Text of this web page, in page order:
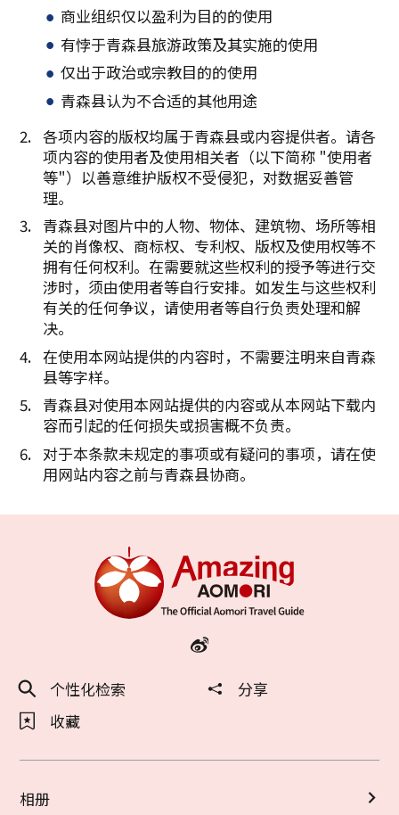
商业组织仅以盈利为目的的使用
有悖于青森县旅游政策及其实施的使用
仅出于政治或宗教目的的使用
青森县认为不合适的其他用途
各项内容的版权均属于青森县或内容提供者。请各
项内容的使用者及使用相关者（以下简称 "使用者
等"）以善意维护版权不受侵犯，对数据妥善管
理。
青森县对图片中的人物、物体、建筑物、场所等相
关的肖像权、商标权、专利权、版权及使用权等不
拥有任何权利。在需要就这些权利的授予等进行交
涉时，须由使用者等自行安排。如发生与这些权利
有关的任何争议，请使用者等自行负责处理和解
决。
在使用本网站提供的内容时，不需要注明来自青森
县等字样。
青森县对使用本网站提供的内容或从本网站下载内
容而引起的任何损失或损害概不负责。
对于本条款未规定的事项或有疑问的事项，请在使
用网站内容之前与青森县协商。
个性化检索
分享
收藏
相册